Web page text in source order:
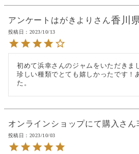
アンケートはがきより 香川
投稿日 2023/10/13
初めて浜幸さんのジャムをいただきま
珍しい種類でとても嬉しかったです！
た。
オンラインショップにて購入
投稿日 2023/10/03